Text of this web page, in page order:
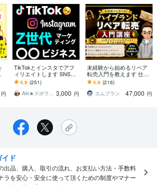
円
TikTokとインスタでアフ
ィリエイトします SNSを
運用してコンプレックス
ビジネスで稼ぎたい人必
見です
4.9 (251)
Aki★ズボラでも副業で稼ぐ 3,000 円
未経験から始めるリペア
転売入門を教えます 仕入
れ・補修・出品・販売ま
で1か月個別サポート！
4.9 (216)
エムプラン
47,000 円
ド
出品、購入、取引の流れ、お支払い方法・手数料
ラを安心・安全に使って頂くための制度やマナー